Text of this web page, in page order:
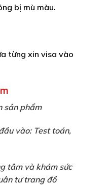
bị mù màu.
từng xin visa vào
sản phẩm
vào: Test toán,
tâm và khám sức
tư trang đồ